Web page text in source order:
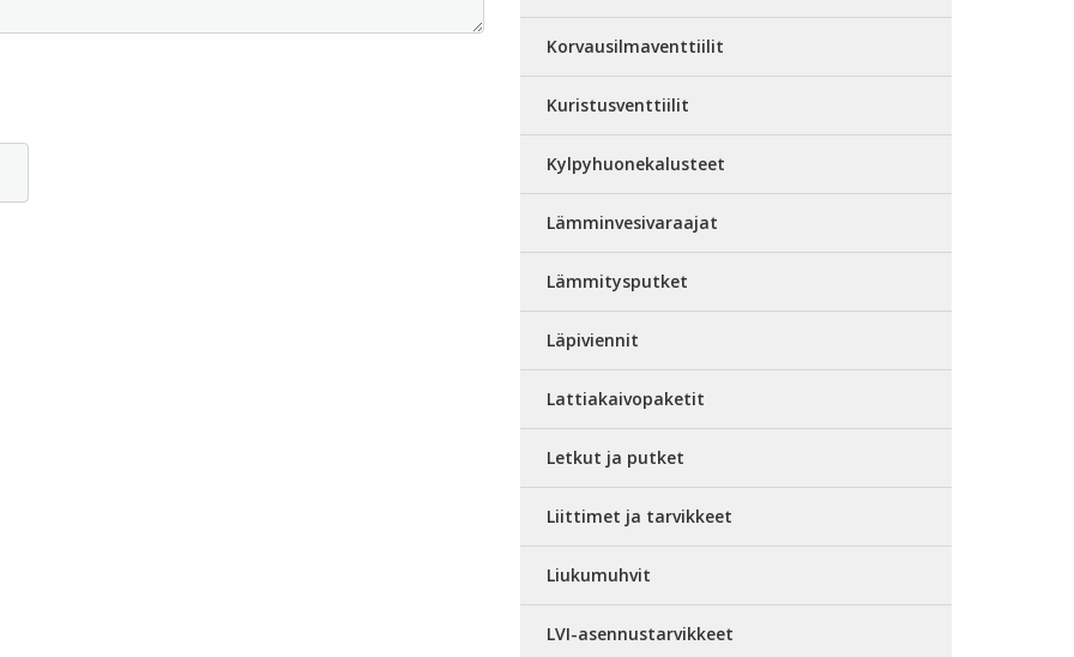
Korvausilmaventtiilit
Kuristusventtiilit
Kylpyhuonekalusteet
Lämminvesivaraajat
Lämmitysputket
Läpiviennit
Lattiakaivopaketit
Letkut ja putket
Liittimet ja tarvikkeet
Liukumuhvit
LVI-asennustarvikkeet